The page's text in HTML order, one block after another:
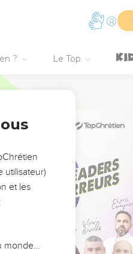
? Le Top
utilisateur)
et les
monde…